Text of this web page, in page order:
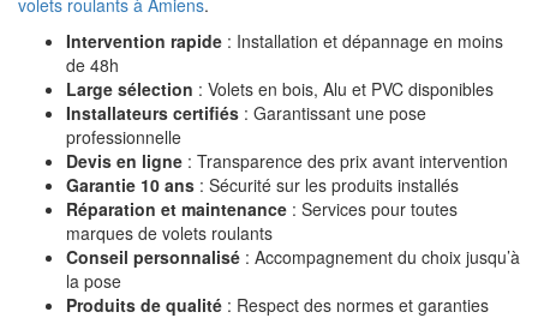
volets roulants à Amiens.
Intervention rapide : Installation et dépannage en moins
de 48h
Large sélection : Volets en bois, Alu et PVC disponibles
Installateurs certifiés : Garantissant une pose
professionnelle
Devis en ligne : Transparence des prix avant intervention
Garantie 10 ans : Sécurité sur les produits installés
Réparation et maintenance : Services pour toutes
marques de volets roulants
Conseil personnalisé : Accompagnement du choix jusqu’à
la pose
Produits de qualité : Respect des normes et garanties